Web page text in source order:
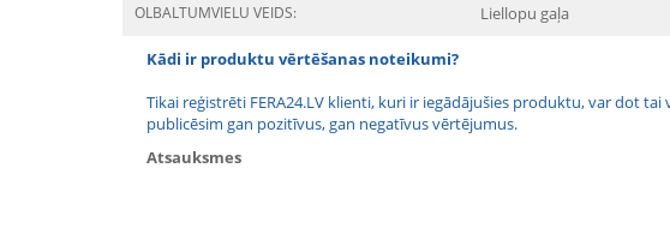
OLBALTUMVIELU VEIDS: Liellopu gaļa
Kādi ir produktu vērtēšanas noteikumi?
Tikai reģistrēti FERA24.LV klienti, kuri ir iegādājušies produktu, var dot
publicēsim gan pozitīvus, gan negatīvus vērtējumus.
Atsauksmes